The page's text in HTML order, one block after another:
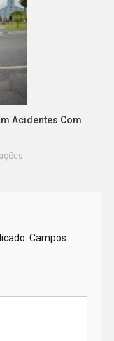
Acidentes Com
Campos